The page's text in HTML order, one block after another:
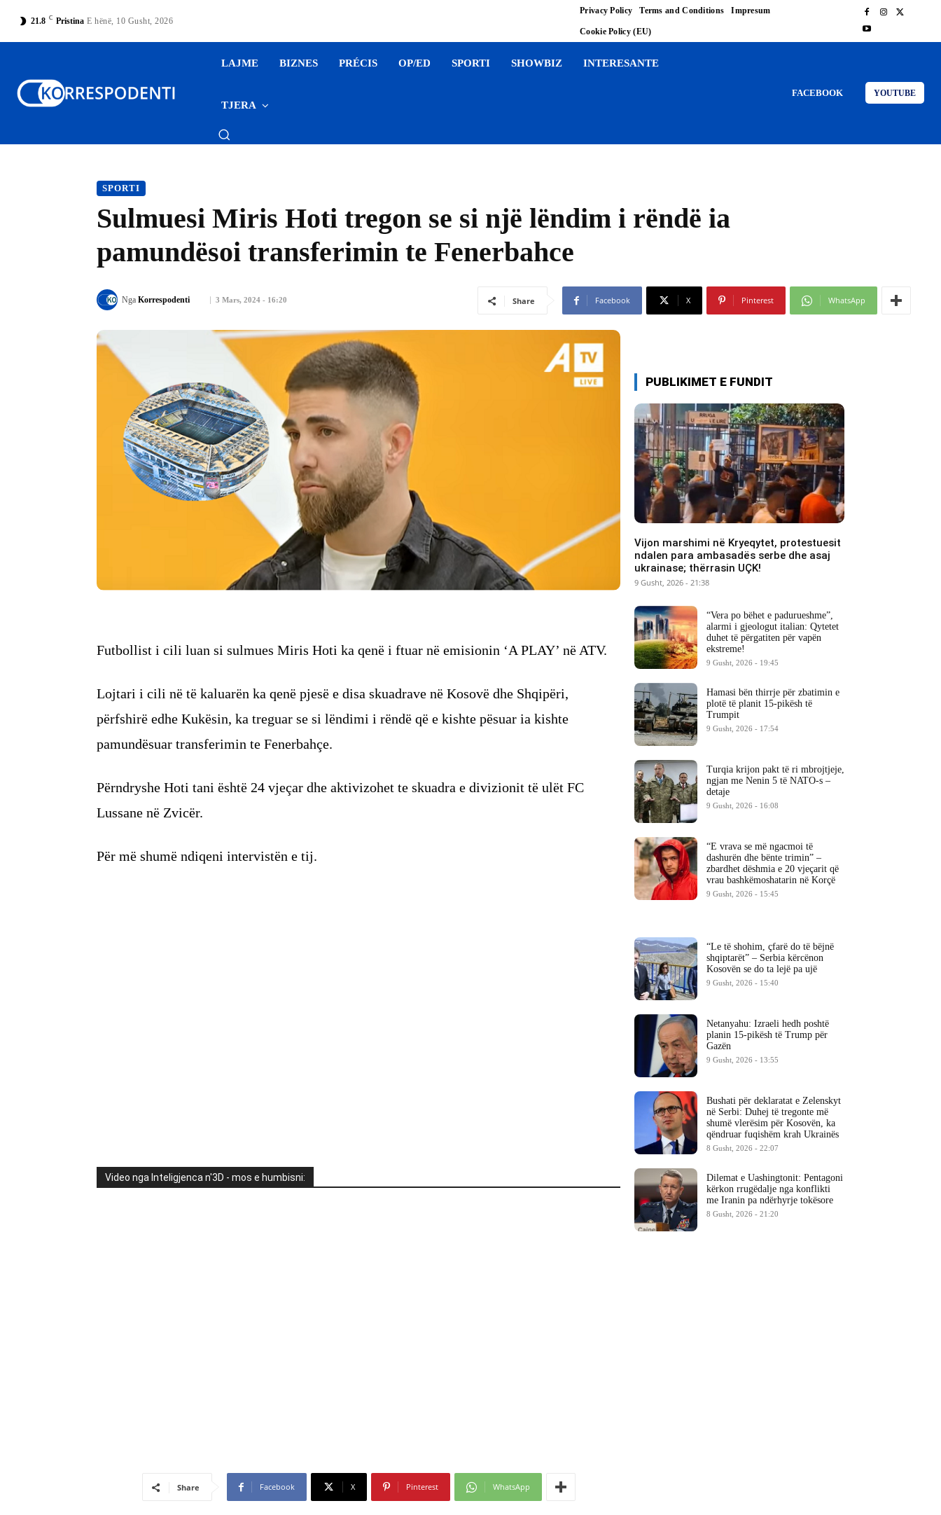
21.8 C Pristina E hënë, 10 Gusht, 2026
Privacy Policy Terms and Conditions Impresum
Cookie Policy (EU)
LAJME BIZNES PRÉCIS OP/ED SPORTI SHOWBIZ INTERESANTE
TJERA
FACEBOOK YOUTUBE
SPORTI
Sulmuesi Miris Hoti tregon se si një lëndim i rëndë ia
pamundësoi transferimin te Fenerbahce
3 Mars, 2024 - 16:20
Nga Korrespodenti Share Facebook X Pinterest WhatsApp
Futbollist i cili luan si sulmues Miris Hoti ka qenë i ftuar në emisionin ‘A PLAY’ në ATV.
Lojtari i cili në të kaluarën ka qenë pjesë e disa skuadrave në Kosovë dhe Shqipëri,
përfshirë edhe Kukësin, ka treguar se si lëndimi i rëndë që e kishte pësuar ia kishte
pamundësuar transferimin te Fenerbahçe.
Përndryshe Hoti tani është 24 vjeçar dhe aktivizohet te skuadra e divizionit të ulët FC
Lussane në Zvicër.
Për më shumë ndiqeni intervistën e tij.
Video nga Inteligjenca n'3D - mos e humbisni:
Share Facebook X Pinterest WhatsApp
PUBLIKIMET E FUNDIT
Vijon marshimi në Kryeqytet, protestuesit
ndalen para ambasadës serbe dhe asaj
ukrainase; thërrasin UÇK!
9 Gusht, 2026 - 21:38
“Vera po bëhet e padurueshme”,
alarmi i gjeologut italian: Qytetet
duhet të përgatiten për vapën
ekstreme!
9 Gusht, 2026 - 19:45
Hamasi bën thirrje për zbatimin e
plotë të planit 15-pikësh të
Trumpit
9 Gusht, 2026 - 17:54
Turqia krijon pakt të ri mbrojtjeje,
ngjan me Nenin 5 të NATO-s –
detaje
9 Gusht, 2026 - 16:08
“E vrava se më ngacmoi të
dashurën dhe bënte trimin” –
zbardhet dëshmia e 20 vjeçarit që
vrau bashkëmoshatarin në Korçë
9 Gusht, 2026 - 15:45
“Le të shohim, çfarë do të bëjnë
shqiptarët” – Serbia kërcënon
Kosovën se do ta lejë pa ujë
9 Gusht, 2026 - 15:40
Netanyahu: Izraeli hedh poshtë
planin 15-pikësh të Trump për
Gazën
9 Gusht, 2026 - 13:55
Bushati për deklaratat e Zelenskyt
në Serbi: Duhej të tregonte më
shumë vlerësim për Kosovën, ka
qëndruar fuqishëm krah Ukrainës
8 Gusht, 2026 - 22:07
Dilemat e Uashingtonit: Pentagoni
kërkon rrugëdalje nga konflikti
me Iranin pa ndërhyrje tokësore
8 Gusht, 2026 - 21:20